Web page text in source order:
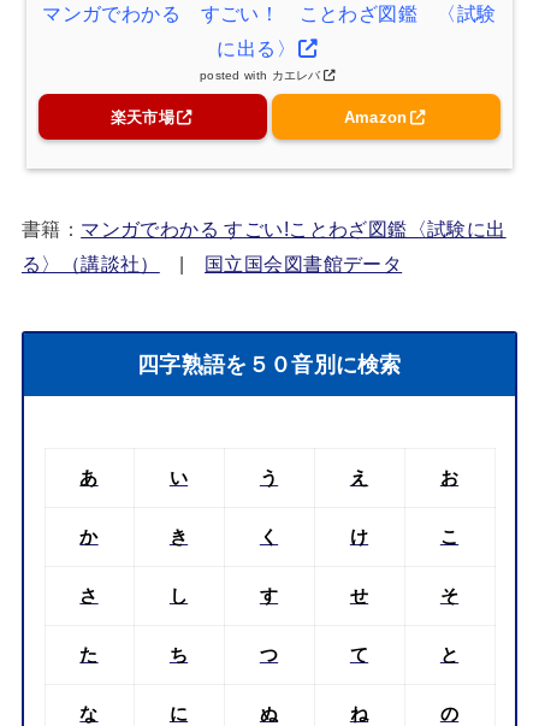
マンガでわかる すごい！ ことわざ図鑑 〈試験
に出る〉
posted with カエレバ
楽天市場 Amazon
書籍： マンガでわかる すごい!ことわざ図鑑〈試験に出
る〉（講談社）
| 国立国会図書館データ
四字熟語を５０音別に検索
あ い う え お
か き く け こ
さ し す せ そ
た ち つ て と
な に ぬ ね の